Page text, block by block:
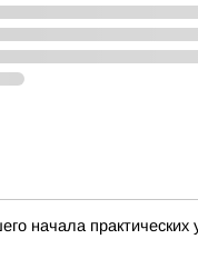
начала